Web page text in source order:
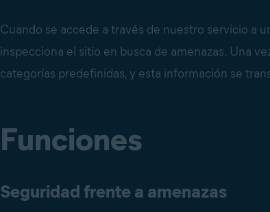
Cuando se accede a través de nuestro servicio a
inspecciona el sitio en busca de amenazas. Una
categorías predefinidas, y esta información se
Funciones
Seguridad frente a amenazas